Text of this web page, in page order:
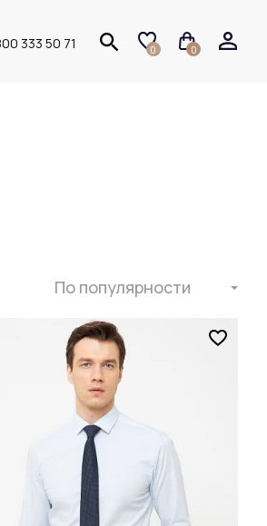
333 50 71 0 0
По популярности